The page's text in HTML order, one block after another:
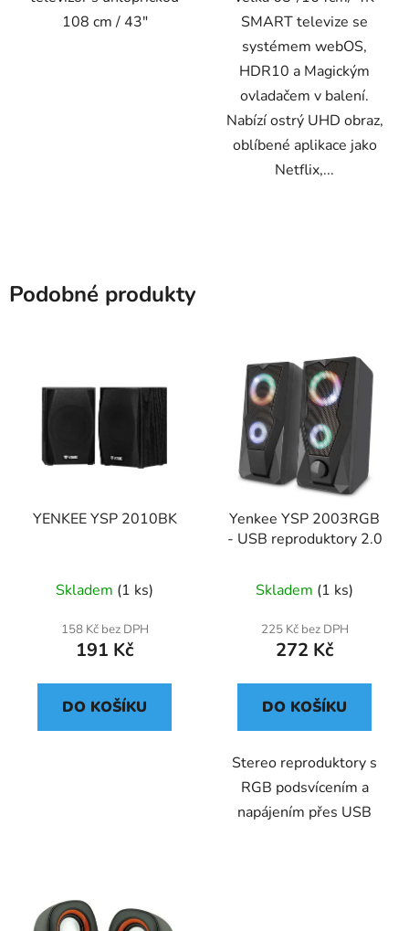
108 cm / 43"
SMART televize se
systémem webOS,
HDR10 a Magickým
ovladačem v balení.
Nabízí ostrý UHD obraz,
oblíbené aplikace jako
Netflix,...
Podobné produkty
YENKEE YSP 2010BK
Skladem (1 ks)
158 Kč bez DPH
191 Kč
DO KOŠÍKU
Yenkee YSP 2003RGB
- USB reproduktory 2.0
Skladem (1 ks)
225 Kč bez DPH
272 Kč
DO KOŠÍKU
Stereo reproduktory s
RGB podsvícením a
napájením přes USB